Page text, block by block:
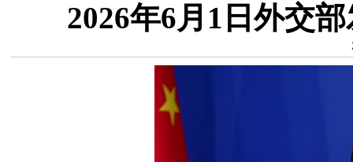
2026年6月1日外交